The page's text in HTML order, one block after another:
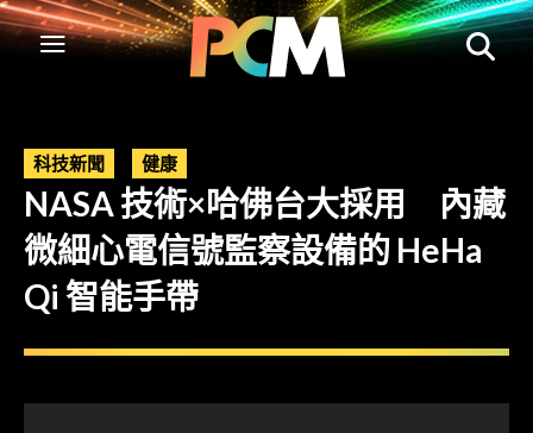
科技新聞 健康
NASA 技術×哈佛台大採用 內藏
微細心電信號監察設備的 HeHa
Qi 智能手帶